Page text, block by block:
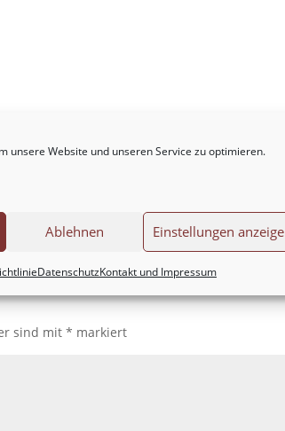
unsere Website und unseren Service zu optimieren.
Ablehnen Einstellungen
DatenschutzKontakt und Impressum
sind mit* markiert